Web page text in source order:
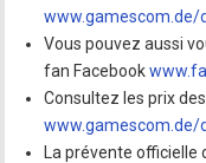
Vous pouvez aussi
fan Facebook
Consultez les prix
La prévente officielle